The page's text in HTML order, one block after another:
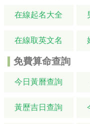
在線起名大全
在線取英文名
免費算命查詢
今日黃曆查詢
黃歷吉日查詢